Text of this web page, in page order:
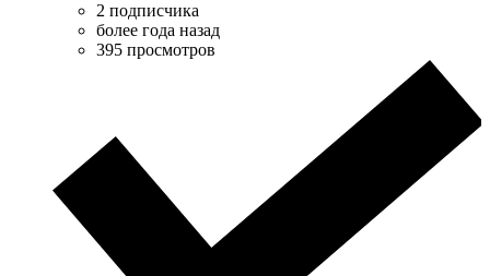
2 подписчика
более года назад
395 просмотров